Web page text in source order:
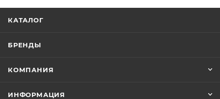
КАТАЛОГ
БРЕНДЫ
КОМПАНИЯ
ИНФОРМАЦИЯ